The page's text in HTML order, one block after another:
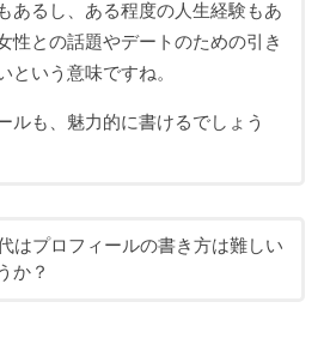
あるし、ある程度の人生経験もあ
性との話題やデートのための引き
という意味ですね。
ルも、魅力的に書けるでしょう
はプロフィールの書き方は難しい
か？